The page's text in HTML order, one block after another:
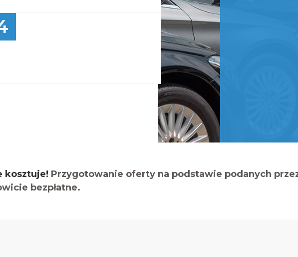
kosztuje! Przygotowanie oferty na podstawie podanych
bezpłatne.